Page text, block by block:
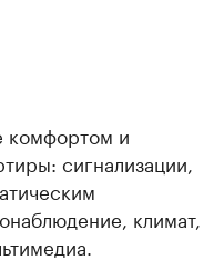
комфортом и
сигнализации,
климат,